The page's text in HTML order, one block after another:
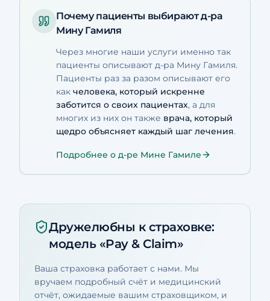
Почему пациенты выбирают д-ра
Мину Гамиля
Через многие наши услуги именно так
пациенты описывают д-ра Мину Гамиля.
Пациенты раз за разом описывают его
как человека, который искренне
заботится о своих пациентах, а для
многих из них он также врача, который
щедро объясняет каждый шаг лечения.
Подробнее о д-ре Мине Гамиле
Дружелюбны к страховке:
модель «Pay & Claim»
Ваша страховка работает с нами. Мы
вручаем подробный счёт и медицинский
отчёт, ожидаемые вашим страховщиком, и